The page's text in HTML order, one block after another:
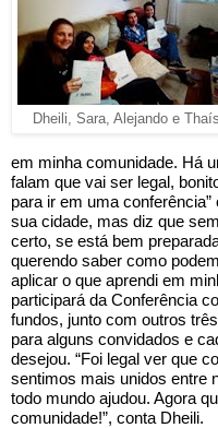
Dheili, Sara, Alejando e Thaís
em minha comunidade. Há
falam que vai ser legal,
para ir em uma
sua cidade, mas diz que
certo, se está bem
querendo saber como
aplicar o que aprendi em
participará da Conferência
fundos, junto com outros
para alguns convidados e
desejou. “Foi legal ver que
sentimos mais unidos entre
todo mundo ajudou. Agora
comunidade!”, conta Dheili.